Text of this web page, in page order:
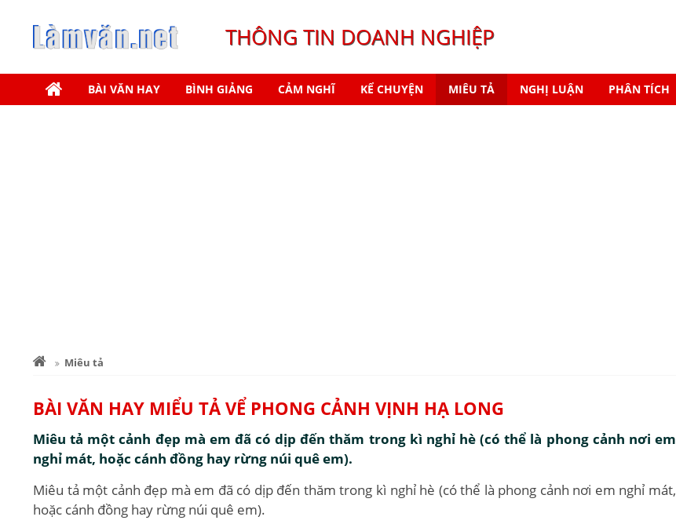
THÔNG TIN DOANH NGHIỆP
BÀI VĂN HAY BÌNH GIẢNG CẢM NGHĨ KỂ CHUYỆN MIÊU TẢ NGHỊ LUẬN PHÂN TÍCH
Miêu tả
BÀI VĂN HAY MIỂU TẢ VỂ PHONG CẢNH VỊNH HẠ LONG
Miêu tả một cảnh đẹp mà em đã có dịp đến thăm trong kì nghỉ hè (có thể là phong cảnh nơi em
nghỉ mát, hoặc cánh đồng hay rừng núi quê em).
Miêu tả một cảnh đẹp mà em đã có dịp đến thăm trong kì nghỉ hè (có thể là phong cảnh nơi em nghỉ mát,
hoặc cánh đồng hay rừng núi quê em).